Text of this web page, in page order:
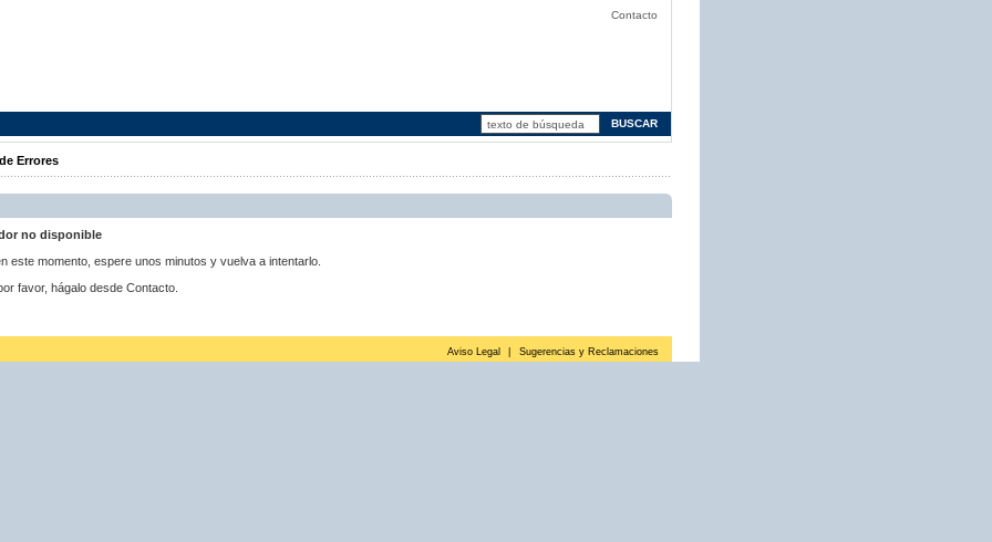
Contacto
Errores
no disponible
este momento, espere unos minutos y vuelva a intentarlo.
favor, hágalo desde Contacto.
Aviso Legal Sugerencias y Reclamaciones